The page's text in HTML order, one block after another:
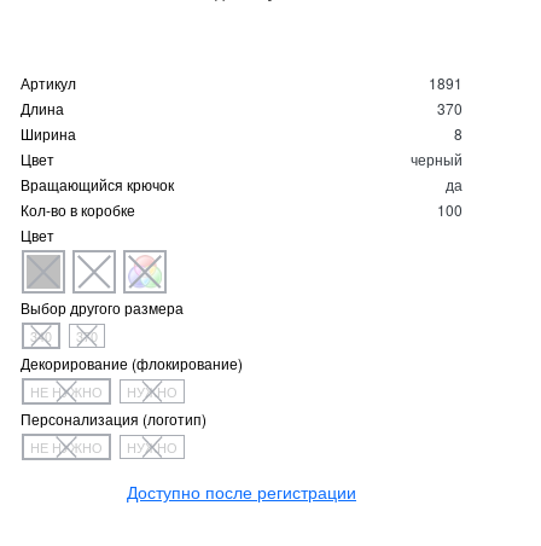
Артикул
1891
Длина
370
Ширина
8
Цвет
черный
Вращающийся крючок
да
Кол-во в коробке
100
Цвет
Выбор другого размера
340 370
Декорирование (флокирование)
НЕ НУЖНО НУЖНО
Персонализация (логотип)
НЕ НУЖНО НУЖНО
Доступно после регистрации